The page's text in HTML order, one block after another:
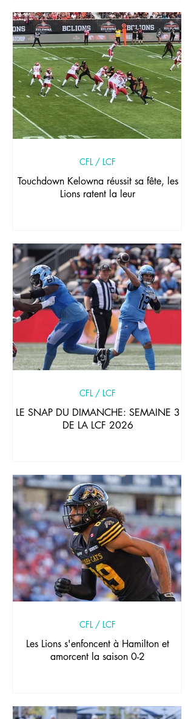
Touchdown Kelowna réussit sa fête, les
Lions ratent la leur
CFL / LCF
LE SNAP DU DIMANCHE: SEMAINE 3
DE LA LCF 2026
CFL / LCF
Les Lions s'enfoncent à Hamilton et
amorcent la saison 0-2
CFL / LCF